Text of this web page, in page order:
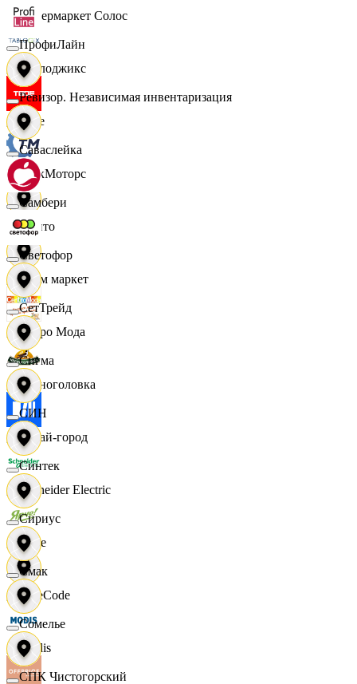
Супермаркет Солос
Таблоджикс
Твое
ТракМоторс
Фрито
Хоум маркет
Цетро Мода
Черноголовка
Читай-город
Schneider Electric
Ярче
FaceCode
Modis
ПрофиЛайн
Ревизор. Независимая инвентаризация
Саваслейка
Самбери
Светофор
СетТрейд
Сигма
СИН
Синтек
Сириус
Смак
Сомелье
СПК Чистогорский